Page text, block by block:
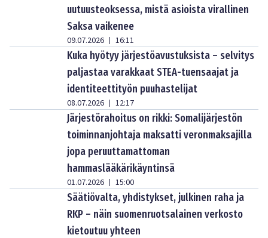
uutuusteoksessa, mistä asioista virallinen
Saksa vaikenee
09.07.2026 | 16:11
Kuka hyötyy järjestöavustuksista – selvitys
paljastaa varakkaat STEA-tuensaajat ja
identiteettityön puuhastelijat
08.07.2026 | 12:17
Järjestörahoitus on rikki: Somalijärjestön
toiminnanjohtaja maksatti veronmaksajilla
jopa peruuttamattoman
hammaslääkärikäyntinsä
01.07.2026 | 15:00
Säätiövalta, yhdistykset, julkinen raha ja
RKP – näin suomenruotsalainen verkosto
kietoutuu yhteen